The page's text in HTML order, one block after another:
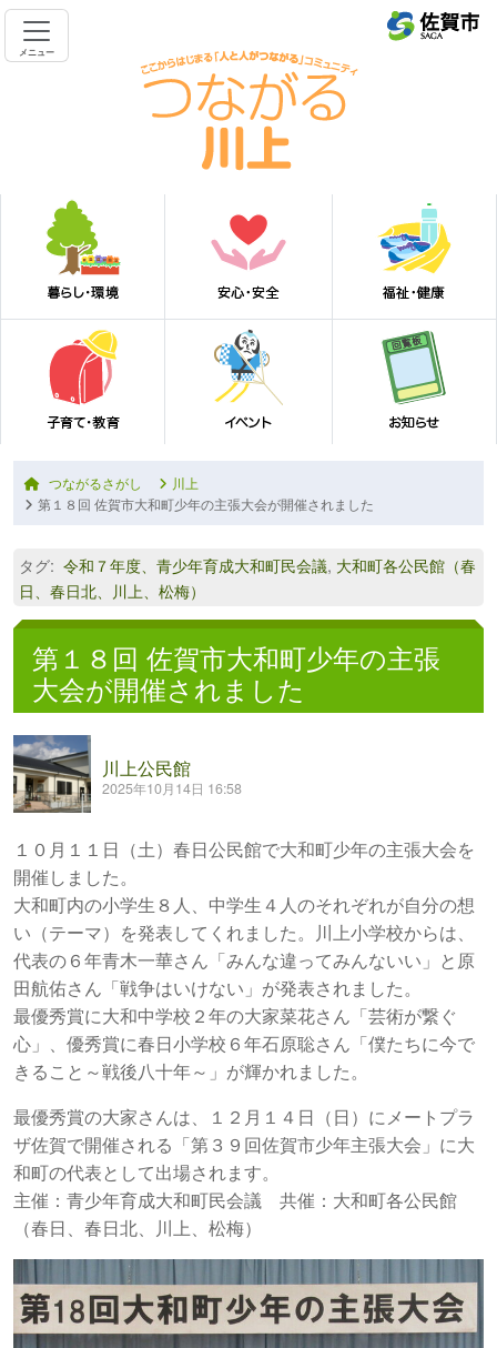
メニュー
つながるさがし
川上
第１８回 佐賀市大和町少年の主張大会が開催されました
タグ: 令和７年度、青少年育成大和町民会議, 大和町各公民館（春
日、春日北、川上、松梅）
第１８回 佐賀市大和町少年の主張
大会が開催されました
川上公民館
2025年10月14日 16:58
１０月１１日（土）春日公民館で大和町少年の主張大会を
開催しました。
大和町内の小学生８人、中学生４人のそれぞれが自分の想
い（テーマ）を発表してくれました。川上小学校からは、
代表の６年青木一華さん「みんな違ってみんないい」と原
田航佑さん「戦争はいけない」が発表されました。
最優秀賞に大和中学校２年の大家菜花さん「芸術が繋ぐ
心」、優秀賞に春日小学校６年石原聡さん「僕たちに今で
きること～戦後八十年～」が輝かれました。
最優秀賞の大家さんは、１２月１４日（日）にメートプラ
ザ佐賀で開催される「第３９回佐賀市少年主張大会」に大
和町の代表として出場されます。
主催：青少年育成大和町民会議 共催：大和町各公民館
（春日、春日北、川上、松梅）